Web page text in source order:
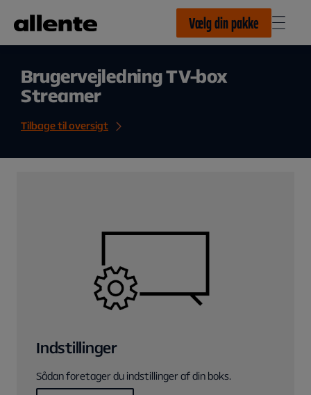
Vælg din pakke
Brugervejledning TV-box
Streamer
Tilbage til oversigt
Indstillinger
Sådan foretager du indstillinger af din boks.